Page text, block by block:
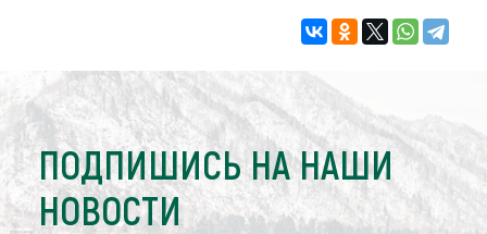
ПОДПИШИСЬ НА НАШИ
НОВОСТИ